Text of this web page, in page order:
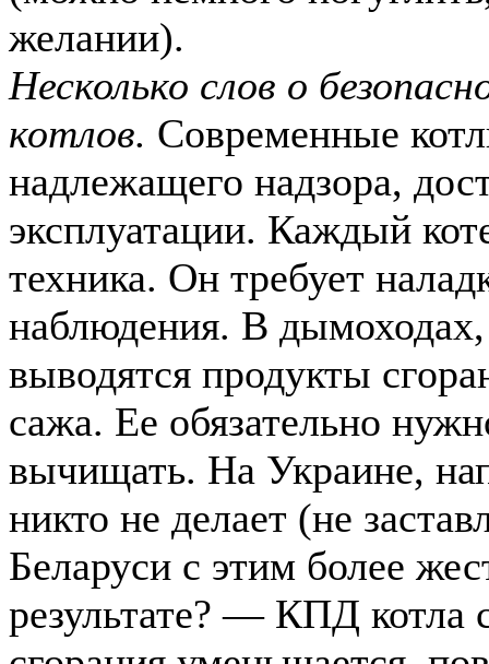
желании).
Несколько слов о
котлов. Современные
надлежащего надзора,
эксплуатации. Каждый
техника. Он требует
наблюдения. В дымоходах,
выводятся продукты
сажа. Ее обязательно
вычищать. На Украине,
никто не делает (не
Беларуси с этим более
результате? — КПД котла